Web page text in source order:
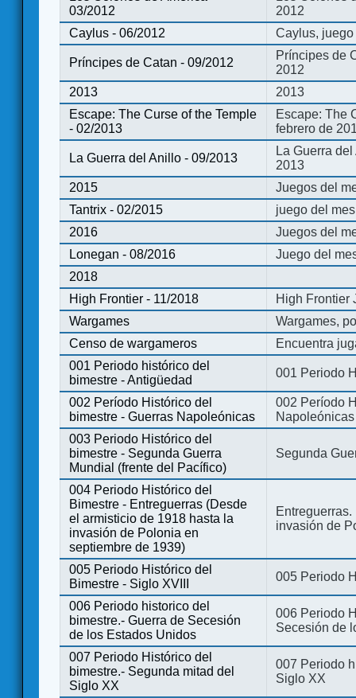
03/2012
2012
Caylus - 06/2012
Caylus,
Príncipes de Catan - 09/2012
Príncipes de
2012
2013
2013
Escape: The Curse of the Temple
- 02/2013
Escape: The
febrero de
La Guerra del Anillo - 09/2013
La Guerra
2013
2015
Juegos del
Tantrix - 02/2015
juego del
2016
Juegos del
Lonegan - 08/2016
Juego del
2018
High Frontier - 11/2018
High Frontier
Wargames
Wargames,
Censo de wargameros
Encuentra
001 Periodo histórico del
bimestre - Antigüedad
001 Periodo
002 Período Histórico del
bimestre - Guerras Napoleónicas
002 Período
Napoleónicas
003 Periodo Histórico del
bimestre - Segunda Guerra
Mundial (frente del Pacífico)
Segunda
004 Periodo Histórico del
Bimestre - Entreguerras (Desde
el armisticio de 1918 hasta la
invasión de Polonia en
septiembre de 1939)
invasión de
005 Periodo Histórico del
Bimestre - Siglo XVIII
005 Periodo
006 Periodo historico del
bimestre.- Guerra de Secesión
de los Estados Unidos
006 Periodo
Secesión de
007 Periodo Histórico del
bimestre.- Segunda mitad del
Siglo XX
007 Periodo
Siglo XX